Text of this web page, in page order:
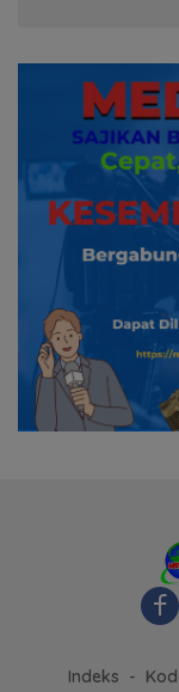
Indeks